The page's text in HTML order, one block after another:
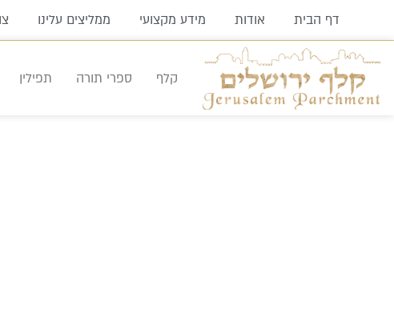
דף הבית אודות מידע מקצועי ממליצים עלינו
קלף ספרי תורה תפילין